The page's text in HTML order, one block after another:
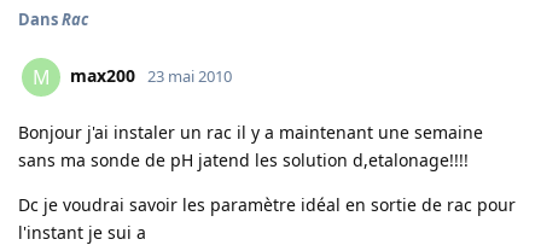
DansRac
M max200 23 mai 2010
Bonjour j'ai instaler un rac il y a maintenant une semaine
sans ma sonde de pH jatend les solution d,etalonage!!!!
Dc je voudrai savoir les paramètre idéal en sortie de rac pour
l'instant je sui a